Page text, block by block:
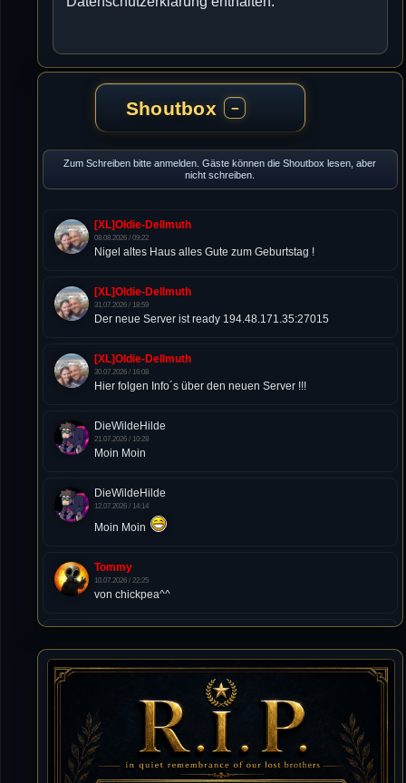
Shoutbox −
Zum Schreiben bitte anmelden. Gäste können die Shoutbox lesen, aber
nicht schreiben.
[XL]Oldie-Dellmuth
08.08.2026 / 09:22
Nigel altes Haus alles Gute zum Geburtstag !
[XL]Oldie-Dellmuth
31.07.2026 / 18:59
Der neue Server ist ready 194.48.171.35:27015
[XL]Oldie-Dellmuth
30.07.2026 / 16:08
Hier folgen Info´s über den neuen Server !!!
DieWildeHilde
21.07.2026 / 10:28
Moin Moin
DieWildeHilde
12.07.2026 / 14:14
Moin Moin
Tommy
10.07.2026 / 22:25
von chickpea^^
10.07.2026 / 22:25
Letzte Aktivität:
27. Dez 2023, 22:48
DieWildeHilde
10.07.2026 / 12:48
Happy Birthday Chickpea